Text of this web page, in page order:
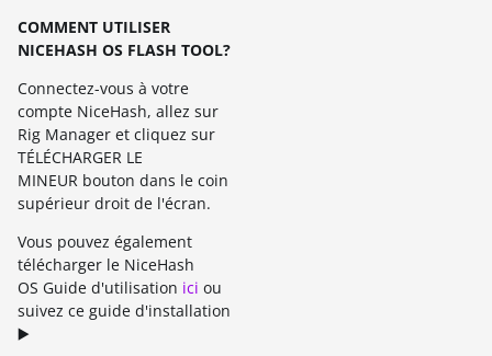
COMMENT UTILISER
NICEHASH OS FLASH TOOL?
Connectez-vous à votre
compte NiceHash, allez sur
Rig Manager et cliquez sur
TÉLÉCHARGER LE
MINEUR bouton dans le coin
supérieur droit de l'écran.
Vous pouvez également
télécharger le NiceHash
OS Guide d'utilisation ici ou
suivez ce guide d'installation
▶️